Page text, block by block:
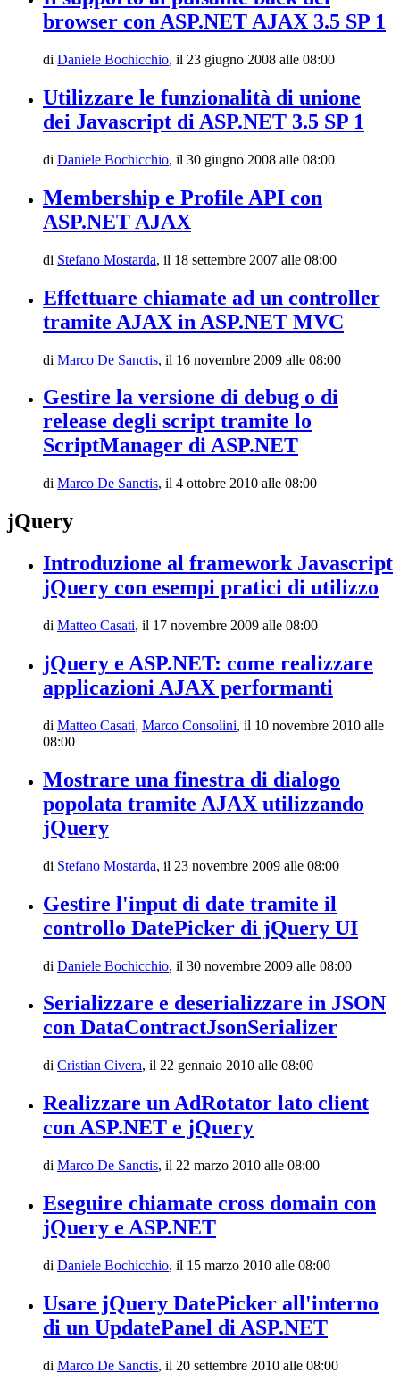
browser con ASP.NET AJAX 3.5 SP 1
di Daniele Bochicchio, il 23 giugno 2008 alle 08:00
Utilizzare le funzionalità di unione
dei Javascript di ASP.NET 3.5 SP 1
di Daniele Bochicchio, il 30 giugno 2008 alle 08:00
Membership e Profile API con
ASP.NET AJAX
di Stefano Mostarda, il 18 settembre 2007 alle 08:00
Effettuare chiamate ad un controller
tramite AJAX in ASP.NET MVC
di Marco De Sanctis, il 16 novembre 2009 alle 08:00
Gestire la versione di debug o di
release degli script tramite lo
ScriptManager di ASP.NET
di Marco De Sanctis, il 4 ottobre 2010 alle 08:00
jQuery
Introduzione al framework Javascript
jQuery con esempi pratici di utilizzo
di Matteo Casati, il 17 novembre 2009 alle 08:00
jQuery e ASP.NET: come realizzare
applicazioni AJAX performanti
di Matteo Casati, Marco Consolini, il 10 novembre 2010 alle
08:00
Mostrare una finestra di dialogo
popolata tramite AJAX utilizzando
jQuery
di Stefano Mostarda, il 23 novembre 2009 alle 08:00
Gestire l'input di date tramite il
controllo DatePicker di jQuery UI
di Daniele Bochicchio, il 30 novembre 2009 alle 08:00
Serializzare e deserializzare in JSON
con DataContractJsonSerializer
di Cristian Civera, il 22 gennaio 2010 alle 08:00
Realizzare un AdRotator lato client
con ASP.NET e jQuery
di Marco De Sanctis, il 22 marzo 2010 alle 08:00
Eseguire chiamate cross domain con
jQuery e ASP.NET
di Daniele Bochicchio, il 15 marzo 2010 alle 08:00
Usare jQuery DatePicker all'interno
di un UpdatePanel di ASP.NET
di Marco De Sanctis, il 20 settembre 2010 alle 08:00